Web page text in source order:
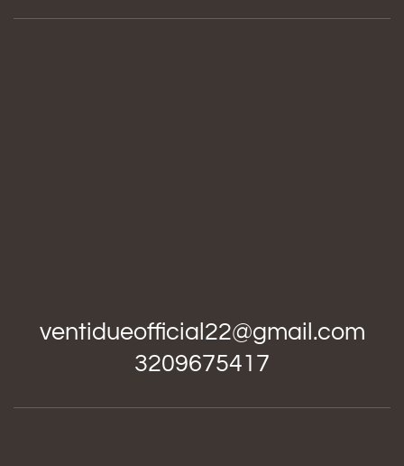
ventidueofficial22@gmail.com
3209675417